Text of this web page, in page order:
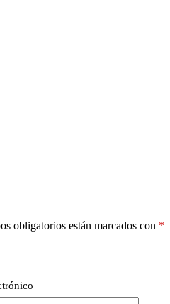
obligatorios están marcados con *